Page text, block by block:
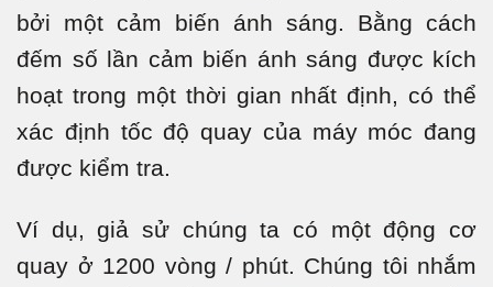
bởi một cảm biến ánh sáng. Bằng cách
đếm số lần cảm biến ánh sáng được kích
hoạt trong một thời gian nhất định, có thể
xác định tốc độ quay của máy móc đang
được kiểm tra.
Ví dụ, giả sử chúng ta có một động cơ
quay ở 1200 vòng / phút. Chúng tôi nhắm